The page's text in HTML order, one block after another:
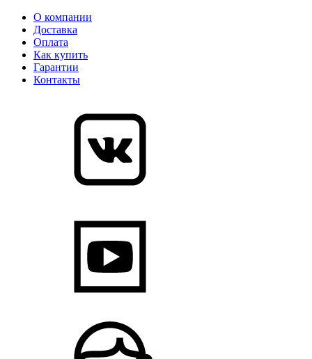
О компании
Доставка
Оплата
Как купить
Гарантии
Контакты